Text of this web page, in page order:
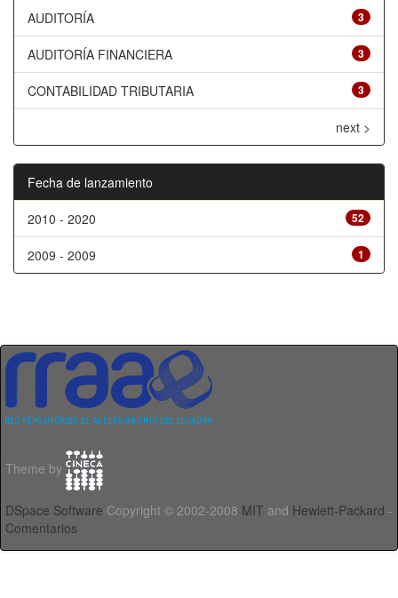
3
AUDITORÍA
3
AUDITORÍA FINANCIERA
3
CONTABILIDAD TRIBUTARIA
next >
Fecha de lanzamiento
52
2010 - 2020
1
2009 - 2009
Theme by
DSpace Software Copyright © 2002-2008 MIT and Hewlett-Packard -
Comentarios